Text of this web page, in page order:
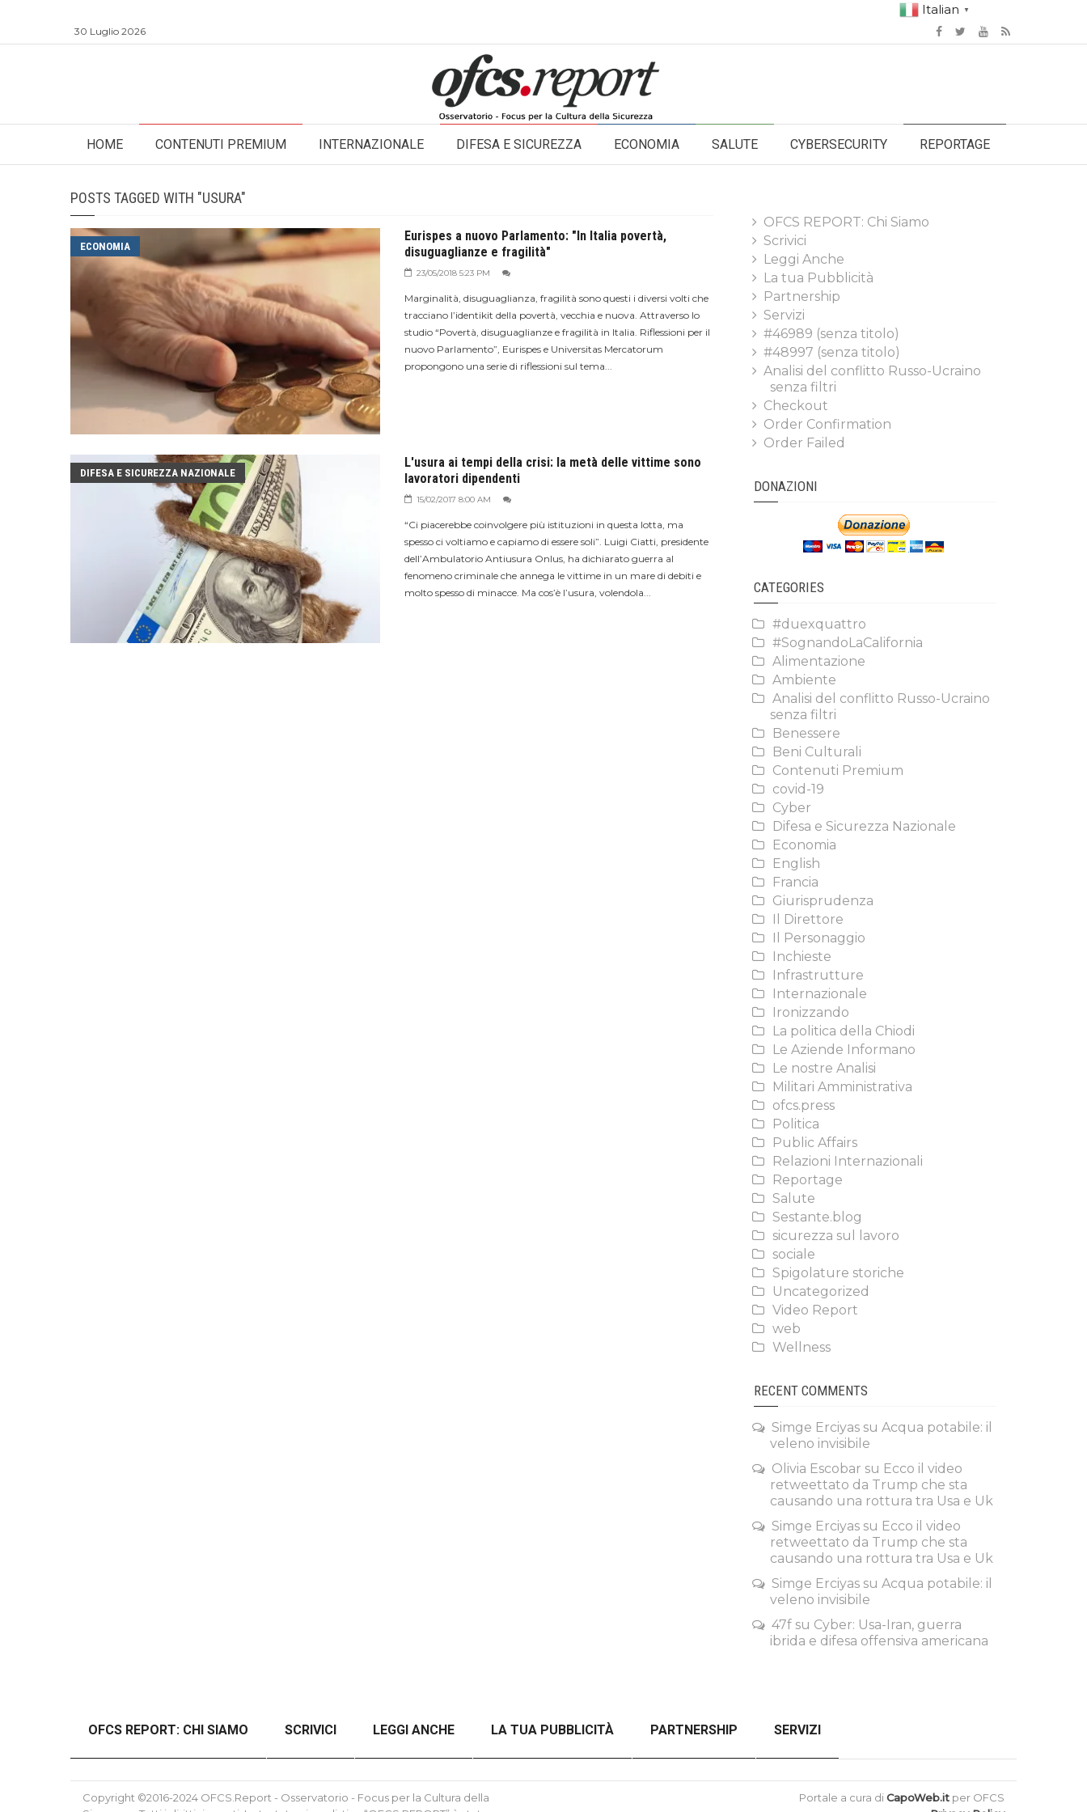
Italian ▼
30 Luglio 2026
HOME CONTENUTI PREMIUM INTERNAZIONALE DIFESA E SICUREZZA ECONOMIA SALUTE CYBERSECURITY REPORTAGE
POSTS TAGGED WITH "USURA"
ECONOMIA
Eurispes a nuovo Parlamento: "In Italia povertà,
disuguaglianze e fragilità"
23/05/2018 5:23 PM
Marginalità, disuguaglianza, fragilità sono questi i diversi volti che
tracciano l’identikit della povertà, vecchia e nuova. Attraverso lo
studio “Povertà, disuguaglianze e fragilità in Italia. Riflessioni per il
nuovo Parlamento”, Eurispes e Universitas Mercatorum
propongono una serie di riflessioni sul tema...
DIFESA E SICUREZZA NAZIONALE
L'usura ai tempi della crisi: la metà delle vittime sono
lavoratori dipendenti
15/02/2017 8:00 AM
“Ci piacerebbe coinvolgere più istituzioni in questa lotta, ma
spesso ci voltiamo e capiamo di essere soli”. Luigi Ciatti, presidente
dell’Ambulatorio Antiusura Onlus, ha dichiarato guerra al
fenomeno criminale che annega le vittime in un mare di debiti e
molto spesso di minacce. Ma cos’è l’usura, volendola...
OFCS REPORT: Chi Siamo
Scrivici
Leggi Anche
La tua Pubblicità
Partnership
Servizi
#46989 (senza titolo)
#48997 (senza titolo)
Analisi del conflitto Russo-Ucraino
senza filtri
Checkout
Order Confirmation
Order Failed
DONAZIONI
CATEGORIES
#duexquattro
#SognandoLaCalifornia
Alimentazione
Ambiente
Analisi del conflitto Russo-Ucraino
senza filtri
Benessere
Beni Culturali
Contenuti Premium
covid-19
Cyber
Difesa e Sicurezza Nazionale
Economia
English
Francia
Giurisprudenza
Il Direttore
Il Personaggio
Inchieste
Infrastrutture
Internazionale
Ironizzando
La politica della Chiodi
Le Aziende Informano
Le nostre Analisi
Militari Amministrativa
ofcs.press
Politica
Public Affairs
Relazioni Internazionali
Reportage
Salute
Sestante.blog
sicurezza sul lavoro
sociale
Spigolature storiche
Uncategorized
Video Report
web
Wellness
RECENT COMMENTS
Simge Erciyas su Acqua potabile: il
veleno invisibile
Olivia Escobar su Ecco il video
retweettato da Trump che sta
causando una rottura tra Usa e Uk
Simge Erciyas su Ecco il video
retweettato da Trump che sta
causando una rottura tra Usa e Uk
Simge Erciyas su Acqua potabile: il
veleno invisibile
47f su Cyber: Usa-Iran, guerra
ibrida e difesa offensiva americana
OFCS REPORT: CHI SIAMO SCRIVICI LEGGI ANCHE LA TUA PUBBLICITÀ PARTNERSHIP SERVIZI
#46989 (SENZA TITOLO) #48997 (SENZA TITOLO) ANALISI DEL CONFLITTO RUSSO-UCRAINO SENZA FILTRI CHECKOUT
Copyright ©2016-2024 OFCS.Report - Osservatorio - Focus per la Cultura della
Portale a cura diCapoWeb.it per OFCS